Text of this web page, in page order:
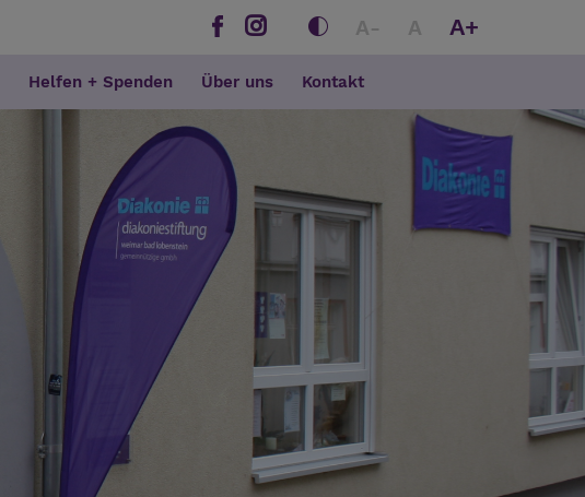
A- A A+
Helfen + Spenden Über uns Kontakt